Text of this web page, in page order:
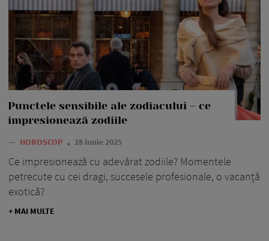
Punctele sensibile ale zodiacului – ce
impresionează zodiile
— HOROSCOP 28 iunie 2025
Ce impresionează cu adevărat zodiile? Momentele
petrecute cu cei dragi, succesele profesionale, o vacanță
exotică?
+ MAI MULTE